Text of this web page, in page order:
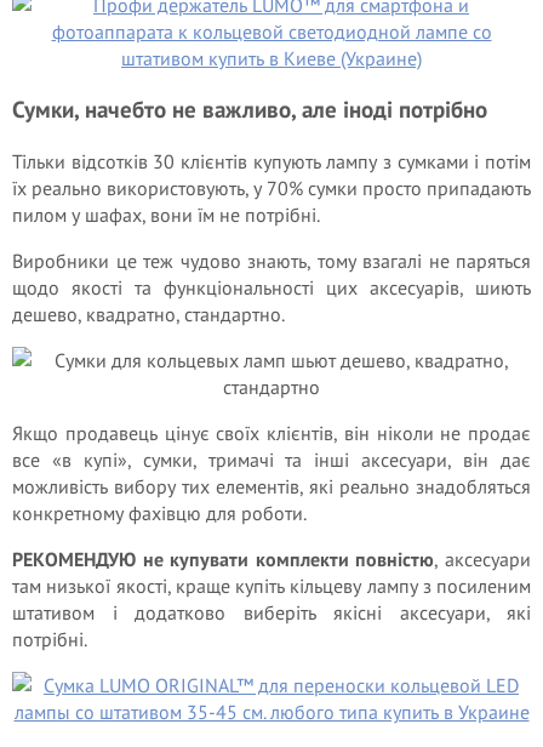
Сумки, начебто не важливо, але іноді потрібно
Тільки відсотків 30 клієнтів купують лампу з сумками і потім
їх реально використовують, у 70% сумки просто припадають
пилом у шафах, вони їм не потрібні.
Виробники це теж чудово знають, тому взагалі не паряться
щодо якості та функціональності цих аксесуарів, шиють
дешево, квадратно, стандартно.
Якщо продавець цінує своїх клієнтів, він ніколи не продає
все «в купі», сумки, тримачі та інші аксесуари, він дає
можливість вибору тих елементів, які реально знадобляться
конкретному фахівцю для роботи.
РЕКОМЕНДУЮ не купувати комплекти повністю, аксесуари
там низької якості, краще купіть кільцеву лампу з посиленим
штативом і додатково виберіть якісні аксесуари, які
потрібні.